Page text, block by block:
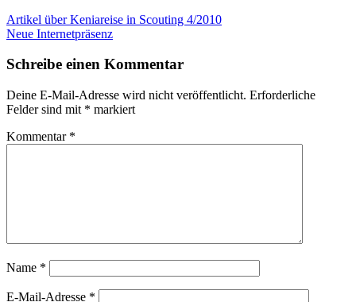
Navigation
innerhalb
Beitrags
Artikel über Keniareise in Scouting 4/2010
Neue Internetpräsenz
Schreibe einen Kommentar
Deine E-Mail-Adresse wird nicht veröffentlicht. Erforderliche
Felder sind mit * markiert
Kommentar *
Name *
E-Mail-Adresse *